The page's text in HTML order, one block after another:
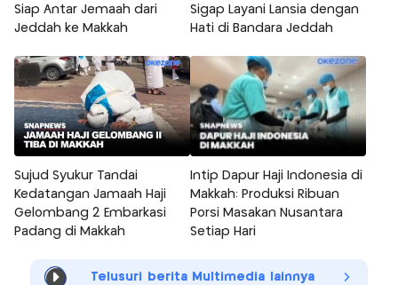
Siap Antar Jemaah dari
Jeddah ke Makkah
Sigap Layani Lansia dengan
Hati di Bandara Jeddah
Sujud Syukur Tandai
Kedatangan Jamaah Haji
Gelombang 2 Embarkasi
Padang di Makkah
Intip Dapur Haji Indonesia di
Makkah: Produksi Ribuan
Porsi Masakan Nusantara
Setiap Hari
Telusuri berita Multimedia lainnya